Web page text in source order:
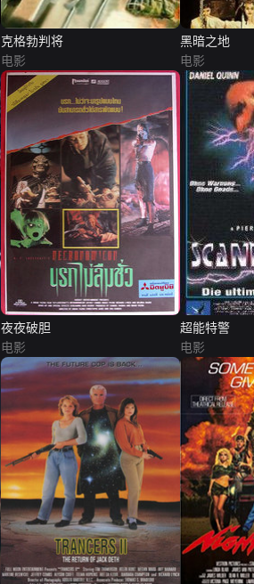
克格勃判将
电影
黑暗之地
电影
夜夜破胆
电影
超能特警
电影